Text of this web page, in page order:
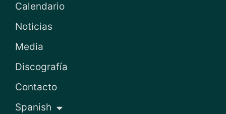
Calendario
Noticias
Media
Discografía
Contacto
Spanish